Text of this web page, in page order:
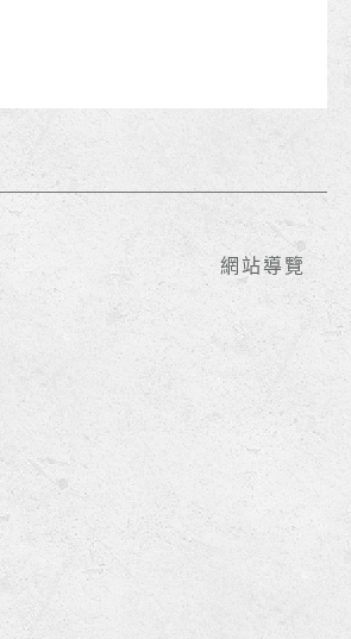
網站導覽